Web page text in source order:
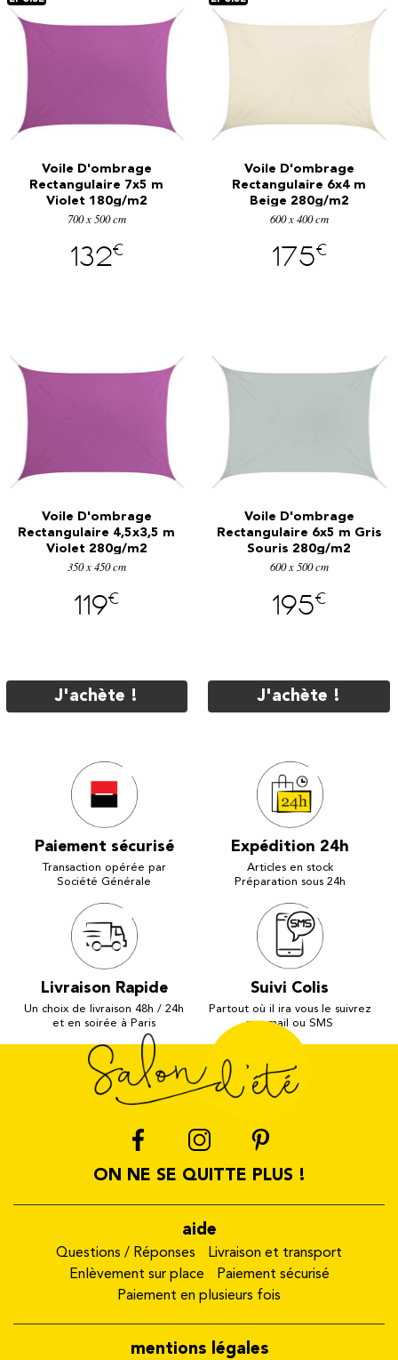
Voile D'ombrage
Rectangulaire 7x5 m
Violet 180g/m2
700 x 500 cm
132€
Voile D'ombrage
Rectangulaire 6x4 m
Beige 280g/m2
600 x 400 cm
175€
Voile D'ombrage
Rectangulaire 4,5x3,5 m
Violet 280g/m2
350 x 450 cm
119€
J'achète !
Voile D'ombrage
Rectangulaire 6x5 m Gris
Souris 280g/m2
600 x 500 cm
195€
J'achète !
Paiement sécurisé
Transaction opérée par
Société Générale
Expédition 24h
Articles en stock
Préparation sous 24h
Livraison Rapide
Un choix de livraison 48h / 24h
et en soirée à Paris
Suivi Colis
Partout où il ira vous le suivrez
par mail ou SMS
ON NE SE QUITTE PLUS !
aide
Questions / Réponses
Livraison et transport
Enlèvement sur place
Paiement sécurisé
Paiement en plusieurs fois
mentions légales